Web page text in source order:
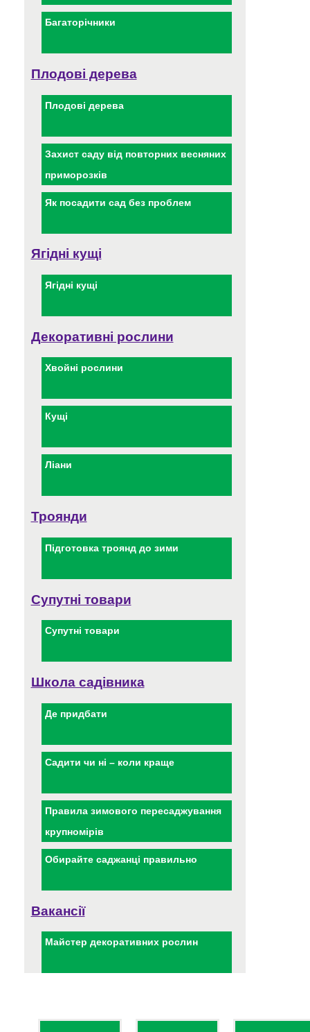
Багаторічники
Плодові дерева
Плодові дерева
Захист саду від повторних весняних
приморозків
Як посадити сад без проблем
Ягідні кущі
Ягідні кущі
Декоративні рослини
Хвойні рослини
Кущі
Ліани
Троянди
Підготовка троянд до зими
Супутні товари
Супутні товари
Школа садівника
Де придбати
Садити чи ні – коли краще
Правила зимового пересаджування
крупномірів
Обирайте саджанці правильно
Вакансії
Майстер декоративних рослин